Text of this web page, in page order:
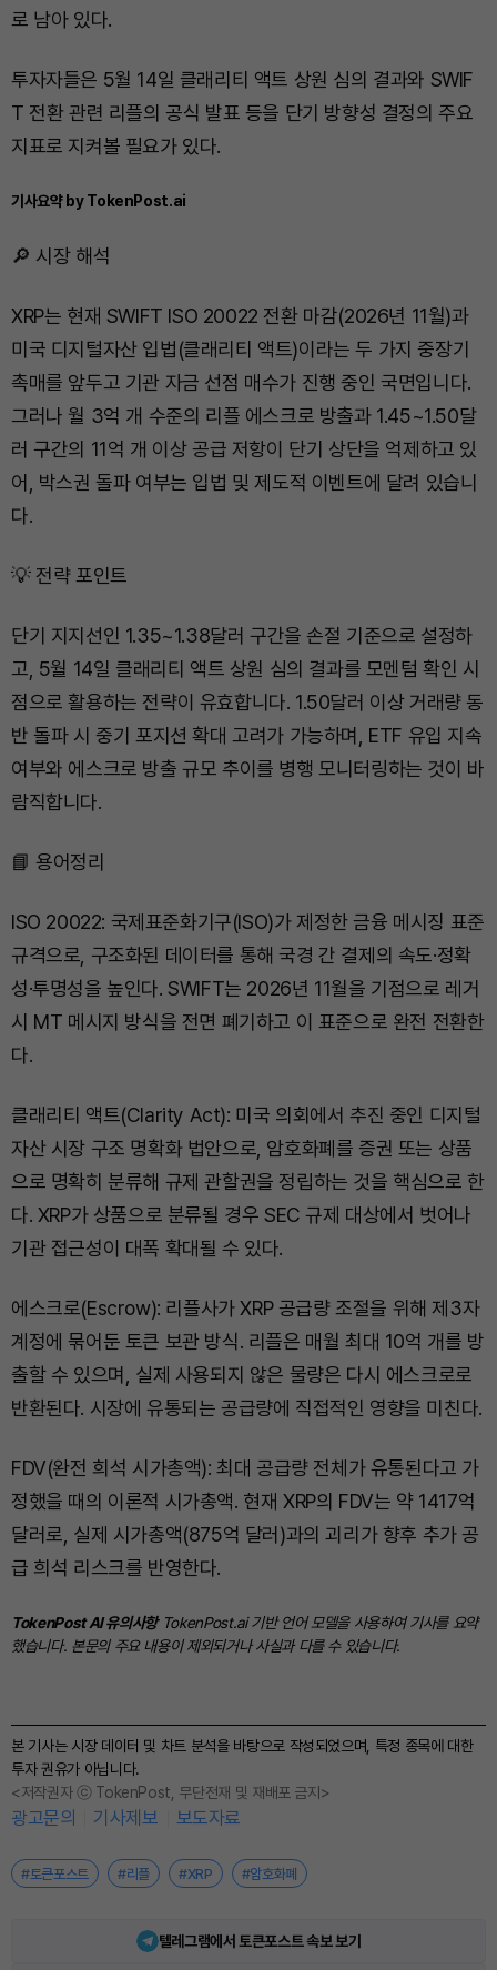
로 남아 있다.
투자자들은 5월 14일 클래리티 액트 상원 심의 결과와 SWIF
T 전환 관련 리플의 공식 발표 등을 단기 방향성 결정의 주요
지표로 지켜볼 필요가 있다.
기사요약 by TokenPost.ai
🔎 시장 해석
XRP는 현재 SWIFT ISO 20022 전환 마감(2026년 11월)과
미국 디지털자산 입법(클래리티 액트)이라는 두 가지 중장기
촉매를 앞두고 기관 자금 선점 매수가 진행 중인 국면입니다.
그러나 월 3억 개 수준의 리플 에스크로 방출과 1.45~1.50달
러 구간의 11억 개 이상 공급 저항이 단기 상단을 억제하고 있
어, 박스권 돌파 여부는 입법 및 제도적 이벤트에 달려 있습니
다.
💡 전략 포인트
단기 지지선인 1.35~1.38달러 구간을 손절 기준으로 설정하
고, 5월 14일 클래리티 액트 상원 심의 결과를 모멘텀 확인 시
점으로 활용하는 전략이 유효합니다. 1.50달러 이상 거래량 동
반 돌파 시 중기 포지션 확대 고려가 가능하며, ETF 유입 지속
여부와 에스크로 방출 규모 추이를 병행 모니터링하는 것이 바
람직합니다.
📘 용어정리
ISO 20022: 국제표준화기구(ISO)가 제정한 금융 메시징 표준
규격으로, 구조화된 데이터를 통해 국경 간 결제의 속도·정확
성·투명성을 높인다. SWIFT는 2026년 11월을 기점으로 레거
시 MT 메시지 방식을 전면 폐기하고 이 표준으로 완전 전환한
다.
클래리티 액트(Clarity Act): 미국 의회에서 추진 중인 디지털
자산 시장 구조 명확화 법안으로, 암호화폐를 증권 또는 상품
으로 명확히 분류해 규제 관할권을 정립하는 것을 핵심으로 한
다. XRP가 상품으로 분류될 경우 SEC 규제 대상에서 벗어나
기관 접근성이 대폭 확대될 수 있다.
에스크로(Escrow): 리플사가 XRP 공급량 조절을 위해 제3자
계정에 묶어둔 토큰 보관 방식. 리플은 매월 최대 10억 개를 방
출할 수 있으며, 실제 사용되지 않은 물량은 다시 에스크로로
반환된다. 시장에 유통되는 공급량에 직접적인 영향을 미친다.
FDV(완전 희석 시가총액): 최대 공급량 전체가 유통된다고 가
정했을 때의 이론적 시가총액. 현재 XRP의 FDV는 약 1417억
달러로, 실제 시가총액(875억 달러)과의 괴리가 향후 추가 공
급 희석 리스크를 반영한다.
TokenPost AI 유의사항TokenPost.ai 기반 언어 모델을 사용하여 기사를 요약
했습니다. 본문의 주요 내용이 제외되거나 사실과 다를 수 있습니다.
본 기사는 시장 데이터 및 차트 분석을 바탕으로 작성되었으며, 특정 종목에 대한
투자 권유가 아닙니다.
<저작권자 ⓒ TokenPost, 무단전재 및 재배포 금지>
광고문의 기사제보 보도자료
#토큰포스트 #리플 #XRP #암호화폐
텔레그램에서 토큰포스트 속보 보기